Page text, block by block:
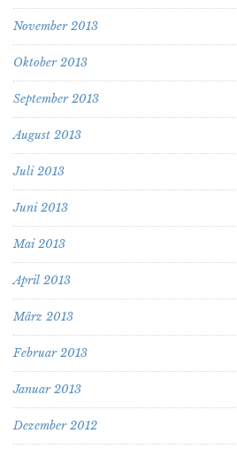
November 2013
Oktober 2013
September 2013
August 2013
Juli 2013
Juni 2013
Mai 2013
April 2013
März 2013
Februar 2013
Januar 2013
Dezember 2012